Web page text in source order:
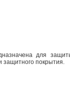
для
защитного покрытия.